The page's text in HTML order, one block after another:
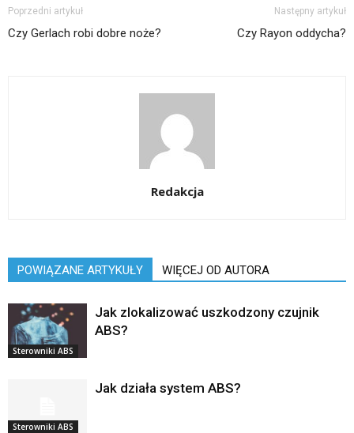
Poprzedni artykuł
Czy Gerlach robi dobre noże?
Następny artykuł
Czy Rayon oddycha?
Redakcja
POWIĄZANE ARTYKUŁY WIĘCEJ OD AUTORA
Sterowniki ABS
Jak zlokalizować uszkodzony czujnik
ABS?
Sterowniki ABS
Jak działa system ABS?